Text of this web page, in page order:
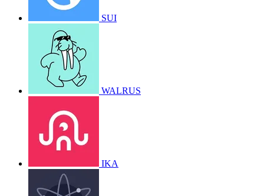
SUI
WALRUS
IKA